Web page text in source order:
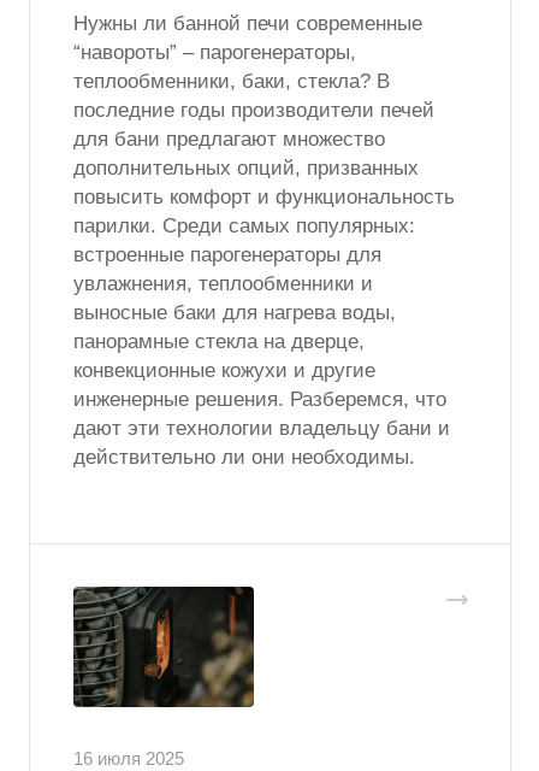
Нужны ли банной печи современные
“навороты” – парогенераторы,
теплообменники, баки, стекла? В
последние годы производители печей
для бани предлагают множество
дополнительных опций, призванных
повысить комфорт и функциональность
парилки. Среди самых популярных:
встроенные парогенераторы для
увлажнения, теплообменники и
выносные баки для нагрева воды,
панорамные стекла на дверце,
конвекционные кожухи и другие
инженерные решения. Разберемся, что
дают эти технологии владельцу бани и
действительно ли они необходимы.
16 июля 2025